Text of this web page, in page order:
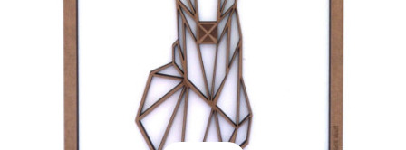
Décoration